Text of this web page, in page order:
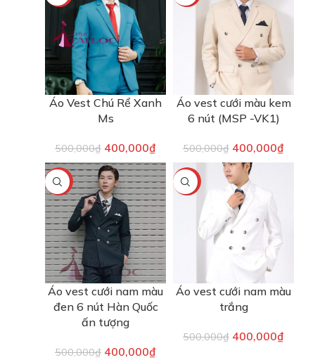
Áo Vest Chú Rể Xanh
Ms
500,000₫ 400,000₫
Áo vest cưới màu kem
6 nút (MSP -VK1)
500,000₫ 400,000₫
-20%
Áo vest cưới nam màu
đen 6 nút Hàn Quốc
ấn tượng
500,000₫ 400,000₫
-20%
Áo vest cưới nam màu
trắng
500,000₫ 400,000₫